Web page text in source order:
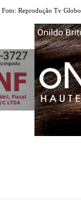
Reprodução Tv Globo